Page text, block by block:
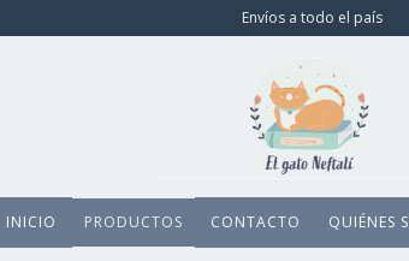
Envíos a todo el país
INICIO PRODUCTOS CONTACTO QUIÉNES